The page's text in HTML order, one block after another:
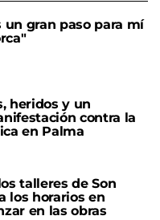
un gran paso para mí
heridos y un
contra la
en Palma
talleres de Son
los horarios en
en las obras